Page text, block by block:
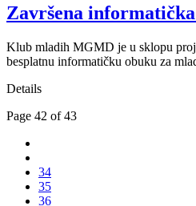
Završena
Klub mladih MGMD je u sklopu
besplatnu informatičku obuku za
Details
Page 42 of 43
34
35
36